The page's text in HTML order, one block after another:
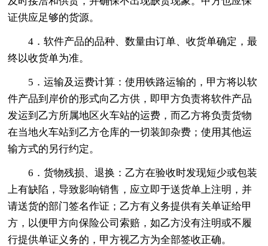
证供应足够的货源。
4．软件产品的品种、数量由订单、收货单确定，最
终以收货单为准。
5．运输及运费计算：使用铁路运输的，甲方将以软
件产品到岸价的形式向乙方供，即甲方负责将软件产品
发运到乙方所属地区火车站的运费，而乙方将负责货物
在当地火车站到乙方仓库的一切装卸杂费；使用其他运
输方式的另行约定。
6．货物残损、退换：乙方在验收时发现短少或包装
上有缺陷，导致影响销售，应立即于送货单上注明，并
请送货的部门签名作证；乙方有义务提供有关单证给甲
方，以便甲方向保险公司索赔，如乙方没有注明或不履
行提供单证义务的，甲方视乙方为全部签收正确。